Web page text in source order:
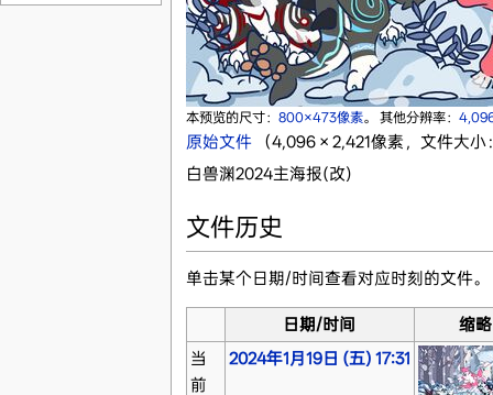
本预览的尺寸： 800×473像素。 其他分辨率：
原始文件‎
（4,096 × 2,421像素，文件大
白兽渊2024主海报(改)
文件历史
单击某个日期/时间查看对应时刻的文件。
日期/时间
缩
当
前
2024年1月19日 (五) 17:31